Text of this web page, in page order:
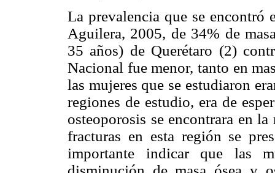
La prevalencia que se encontró
Aguilera, 2005, de 34% de
35 años) de Querétaro (2)
Nacional fue menor, tanto en
las mujeres que se estudiaron
regiones de estudio, era de
osteoporosis se encontrara en
fracturas en esta región se
importante indicar que las